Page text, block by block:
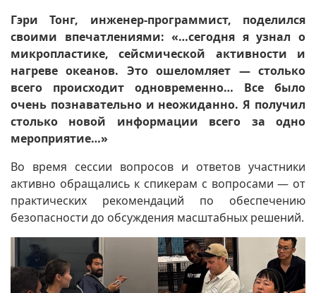
Гэри Тонг, инженер-программист, поделился
своими впечатлениями: «…сегодня я узнал о
микропластике, сейсмической активности и
нагреве океанов. Это ошеломляет — столько
всего происходит одновременно… Все было
очень познавательно и неожиданно. Я получил
столько новой информации всего за одно
мероприятие…»
Во время сессии вопросов и ответов участники
активно обращались к спикерам с вопросами — от
практических рекомендаций по обеспечению
безопасности до обсуждения масштабных решений.